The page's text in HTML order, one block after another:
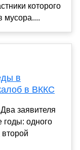
которого
мусора....
в
в ВККС
заявителя
годы: одного